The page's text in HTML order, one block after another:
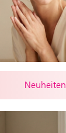
Neuheiten